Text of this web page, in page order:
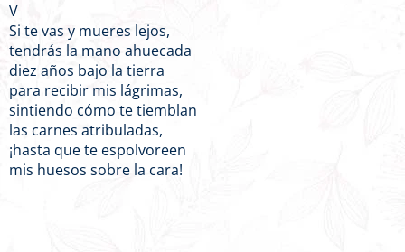
V
Si te vas y mueres lejos,
tendrás la mano ahuecada
diez años bajo la tierra
para recibir mis lágrimas,
sintiendo cómo te tiemblan
las carnes atribuladas,
¡hasta que te espolvoreen
mis huesos sobre la cara!